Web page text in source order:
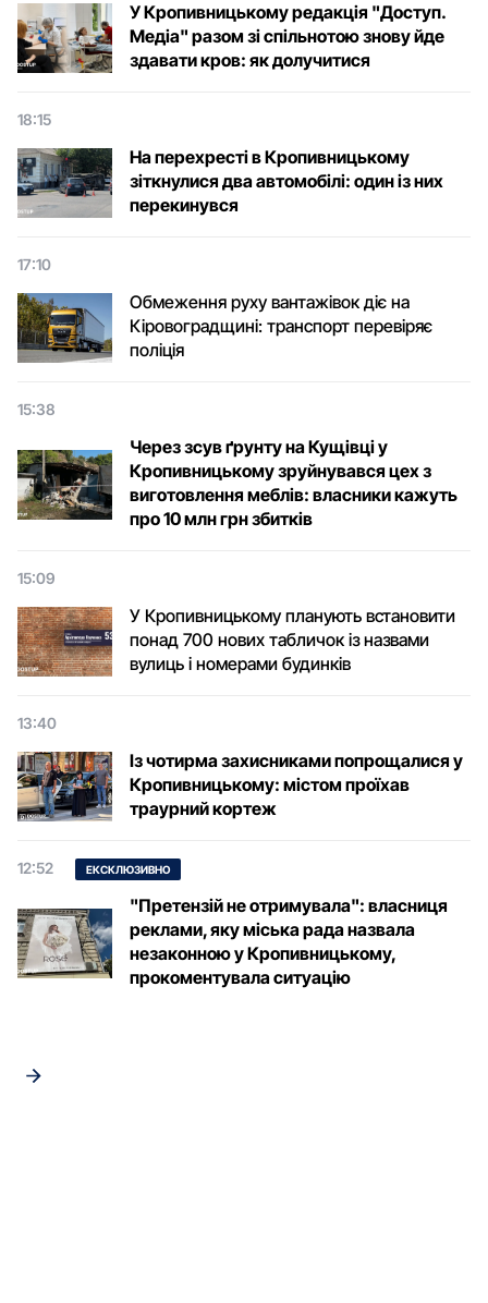
У Кропивницькому редакція "Доступ.
Медіа" разом зі спільнотою знову йде
здавати кров: як долучитися
18:15
На перехресті в Кропивницькому
зіткнулися два автомобілі: один із них
перекинувся
17:10
Обмеження руху вантажівок діє на
Кіровоградщині: транспорт перевіряє
поліція
15:38
Через зсув ґрунту на Кущівці у
Кропивницькому зруйнувався цех з
виготовлення меблів: власники кажуть
про 10 млн грн збитків
15:09
У Кропивницькому планують встановити
понад 700 нових табличок із назвами
вулиць і номерами будинків
13:40
Із чотирма захисниками попрощалися у
Кропивницькому: містом проїхав
траурний кортеж
12:52 ЕКСКЛЮЗИВНО
"Претензій не отримувала": власниця
реклами, яку міська рада назвала
незаконною у Кропивницькому,
прокоментувала ситуацію